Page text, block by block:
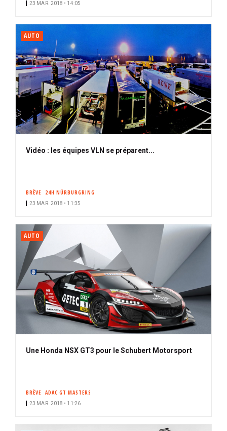
23 MAR. 2018 • 14:05
AUTO
Vidéo : les équipes VLN se préparent...
BRÈVE 24H NÜRBURGRING
23 MAR. 2018 • 11:35
AUTO
Une Honda NSX GT3 pour le Schubert Motorsport
BRÈVE ADAC GT MASTERS
23 MAR. 2018 • 11:26